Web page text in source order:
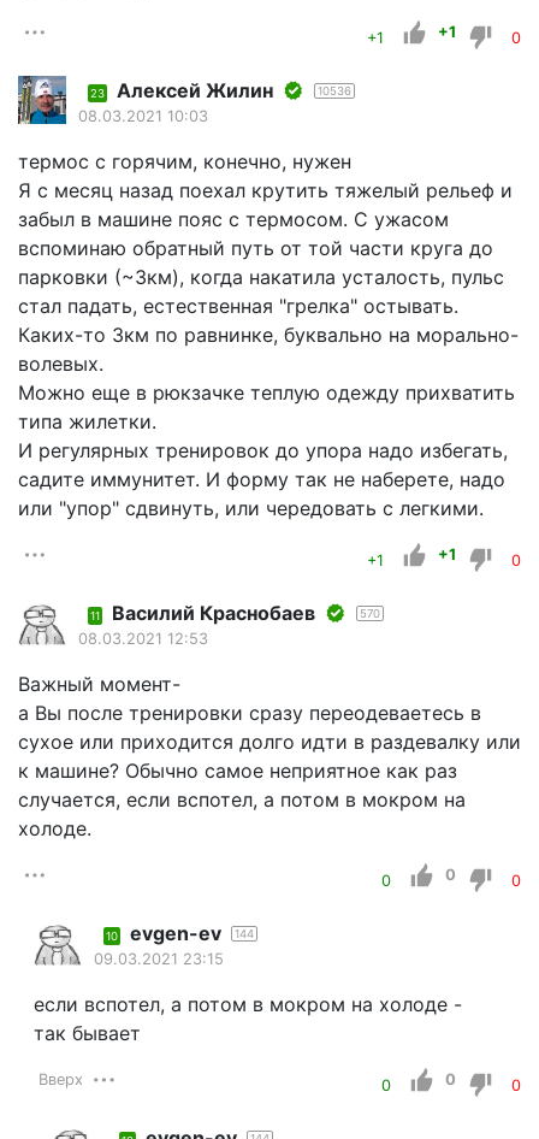
+1 +1 0
23 Алексей Жилин 10536
08.03.2021 10:03
термос с горячим, конечно, нужен
Я с месяц назад поехал крутить тяжелый рельеф и
забыл в машине пояс с термосом. С ужасом
вспоминаю обратный путь от той части круга до
парковки (~3км), когда накатила усталость, пульс
стал падать, естественная "грелка" остывать.
Каких-то 3км по равнинке, буквально на морально-
волевых.
Можно еще в рюкзачке теплую одежду прихватить
типа жилетки.
И регулярных тренировок до упора надо избегать,
садите иммунитет. И форму так не наберете, надо
или "упор" сдвинуть, или чередовать с легкими.
+1 +1 0
11 Василий Краснобаев 570
08.03.2021 12:53
Важный момент-
а Вы после тренировки сразу переодеваетесь в
сухое или приходится долго идти в раздевалку или
к машине? Обычно самое неприятное как раз
случается, если вспотел, а потом в мокром на
холоде.
0 0 0
10 evgen-ev 144
09.03.2021 23:15
если вспотел, а потом в мокром на холоде -
так бывает
Вверх 0 0 0